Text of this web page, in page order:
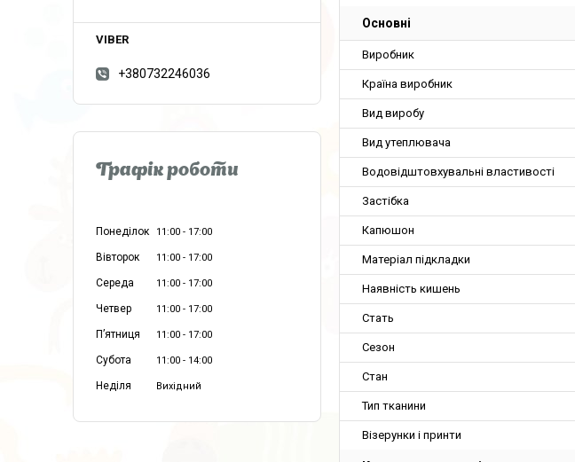
Основні
Виробник
Країна виробник
Вид виробу
Вид утеплювача
Водовідштовхувальні властивості
Застібка
Капюшон
Матеріал підкладки
Наявність кишень
Стать
Сезон
Стан
Тип тканини
Візерунки і принти
+380732246036
Графік роботи
Понеділок 11:00 17:00
Вівторок 11:00 17:00
Середа 11:00 17:00
Четвер 11:00 17:00
Пʼятниця 11:00 17:00
Субота 11:00 14:00
Неділя Вихідний